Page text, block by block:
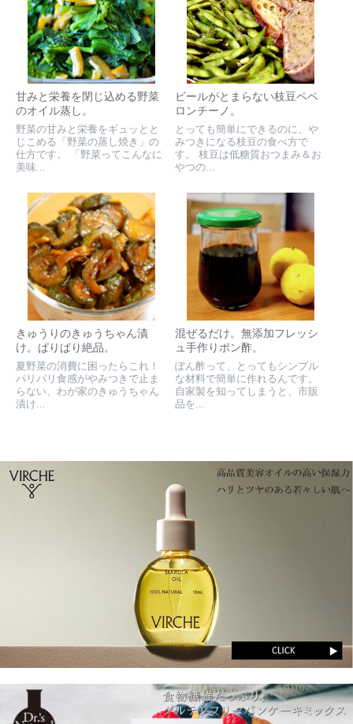
甘みと栄養を閉じ込める野菜
のオイル蒸し。
野菜の甘みと栄養をギュッとと
じこめる「野菜の蒸し焼き」の
仕方です。 「野菜ってこんなに
美味...
ビールがとまらない枝豆ペペ
ロンチーノ。
とっても簡単にできるのに、や
みつきになる枝豆の食べ方で
す。 枝豆は低糖質おつまみ＆お
やつの...
きゅうりのきゅうちゃん漬
け。ぱりぱり絶品。
夏野菜の消費に困ったらこれ！
パリパリ食感がやみつきで止ま
らない、わが家のきゅうちゃん
漬け...
混ぜるだけ。無添加フレッシ
ュ手作りポン酢。
ぽん酢って、とってもシンプル
な材料で簡単に作れるんです。
自家製を知ってしまうと、市販
品を...